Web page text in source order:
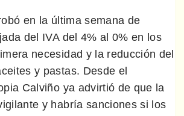
en la última semana de
del IVA del 4% al 0% en los
necesidad y la reducción del
y pastas. Desde el
Calviño ya advirtió de que la
y habría sanciones si los